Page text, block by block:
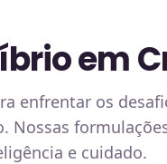
em
enfrentar os
e cuidado.